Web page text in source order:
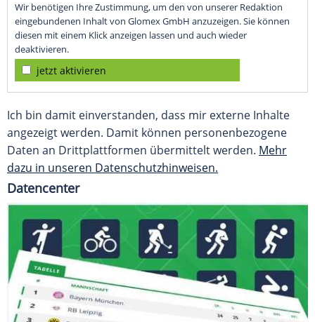
Wir benötigen Ihre Zustimmung, um den von unserer Redaktion
eingebundenen Inhalt von Glomex GmbH anzuzeigen. Sie können
diesen mit einem Klick anzeigen lassen und auch wieder
deaktivieren.
jetzt aktivieren
Ich bin damit einverstanden, dass mir externe Inhalte
angezeigt werden. Damit können personenbezogene
Daten an Drittplattformen übermittelt werden. Mehr
dazu in unseren Datenschutzhinweisen.
Datencenter